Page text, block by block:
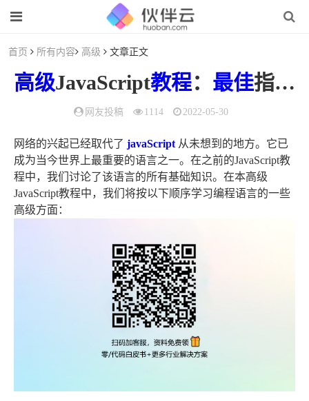
首页 所有内容 高级 文章正文
高级JavaScript教程： 最佳指南【WEB前端大作战】
网友投稿 1114 2022-05-30
网络的兴起已经取代了 javaScript 从未想到的地方。它已
成为当今世界上最重要的语言之一。在之前的JavaScript教
程中，我们讨论了该语言的所有基础知识。在本高级
JavaScript教程中，我们将按以下顺序学习编程语言的一些
高级方面：